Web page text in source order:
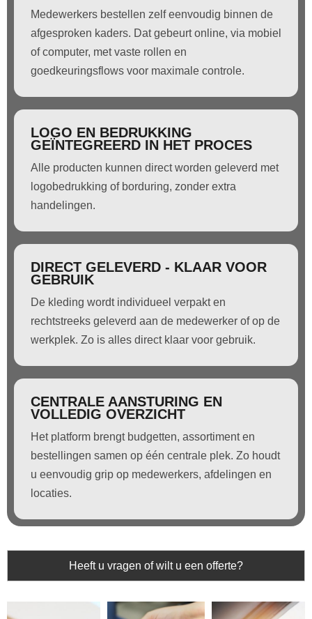
Medewerkers bestellen zelf eenvoudig binnen de
afgesproken kaders. Dat gebeurt online, via mobiel
of computer, met vaste rollen en
goedkeuringsflows voor maximale controle.
LOGO EN BEDRUKKING
GEÏNTEGREERD IN HET PROCES
Alle producten kunnen direct worden geleverd met
logobedrukking of borduring, zonder extra
handelingen.
DIRECT GELEVERD - KLAAR VOOR
GEBRUIK
De kleding wordt individueel verpakt en
rechtstreeks geleverd aan de medewerker of op de
werkplek. Zo is alles direct klaar voor gebruik.
CENTRALE AANSTURING EN
VOLLEDIG OVERZICHT
Het platform brengt budgetten, assortiment en
bestellingen samen op één centrale plek. Zo houdt
u eenvoudig grip op medewerkers, afdelingen en
locaties.
Heeft u vragen of wilt u een offerte?